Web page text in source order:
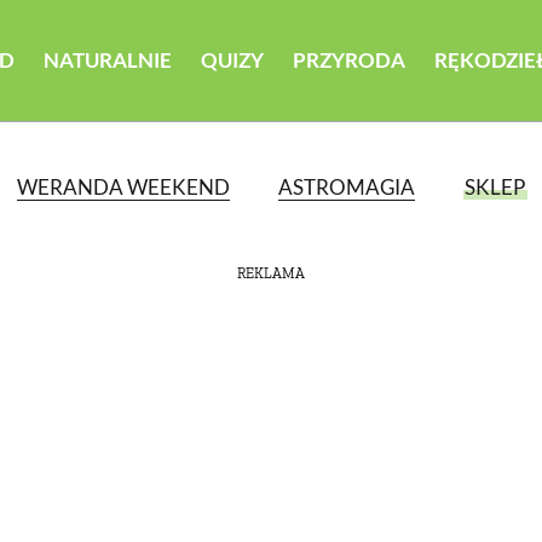
NATURALNIE QUIZY PRZYRODA
WERANDA WEEKEND ASTROMAGIA SKLEP
REKLAMA